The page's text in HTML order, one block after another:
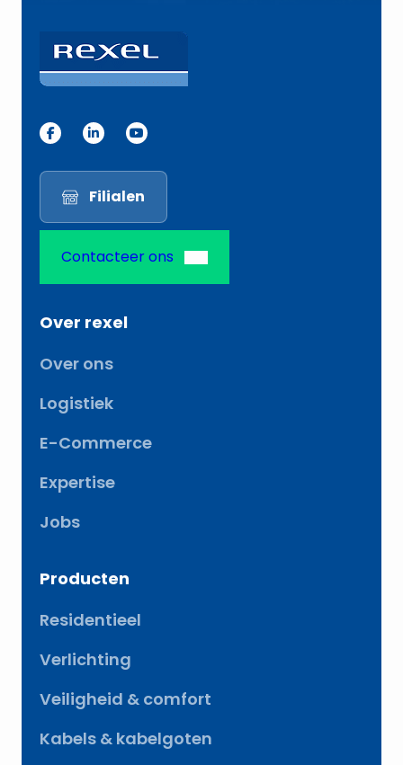
E
m
Filialen
Contacteer ons
Over rexel
Over ons
Logistiek
E-Commerce
Expertise
Jobs
Producten
Residentieel
Verlichting
Veiligheid & comfort
Kabels & kabelgoten